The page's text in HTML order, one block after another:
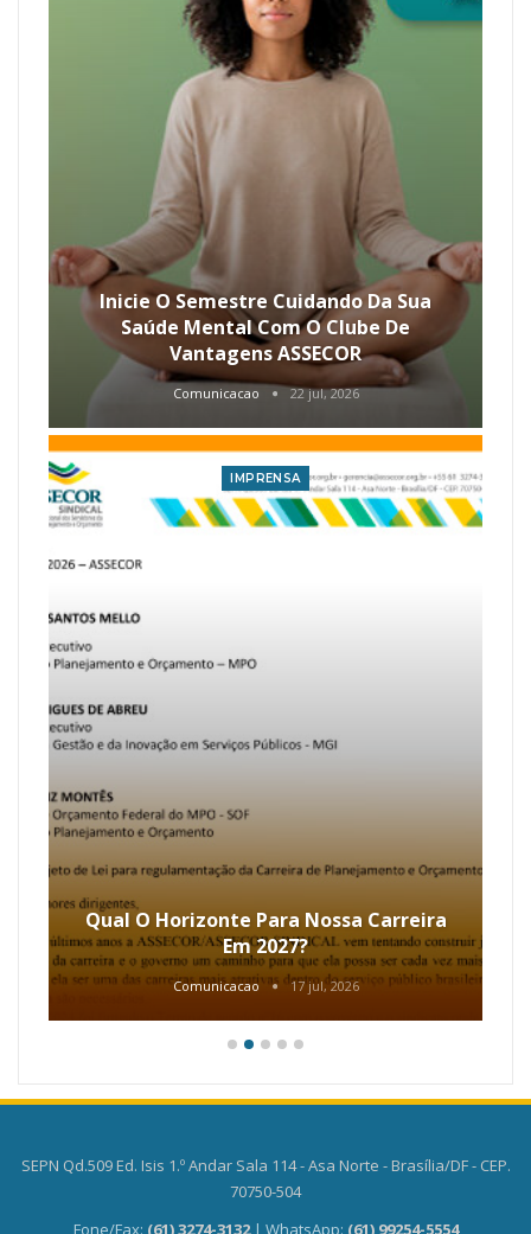
Inicie O Semestre Cuidando Da Sua
Saúde Mental Com O Clube De
Vantagens ASSECOR
Comunicacao 22 jul, 2026
IMPRENSA
Qual O Horizonte Para Nossa Carreira
Em 2027?
Comunicacao 17 jul, 2026
SEPN Qd.509 Ed. Isis 1.º Andar Sala 114 - Asa Norte - Brasília/DF - CEP.
70750-504